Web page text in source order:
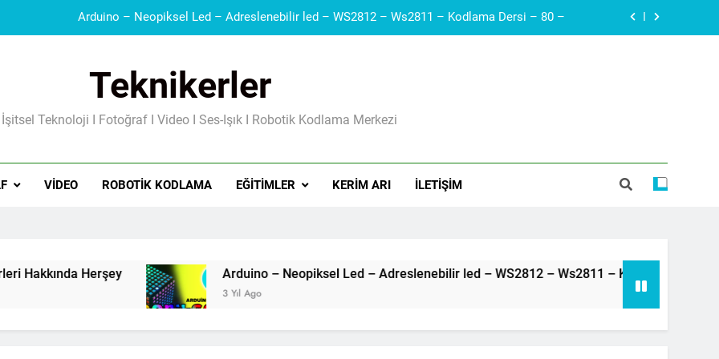
Arduino – Neopiksel Led – Adreslenebilir led – WS2812 – Ws2811 – Kodlama Dersi – 80 –
Güç Kaynakları I Şarj Aleti I Besleme Kartı I Voltaj Regülatörleri Hakkında Herşey
Arduino – Haberleşme protokolleri – i2c – SDA, SCL – Robotik Kodla – 79 –
Teknikerler
Teknoloji I Fotoğraf I Video I Ses-Işık I Robotik Kodlama Merkezi
VIDEO ROBOTIK KODLAMA EĞITIMLER KERIM ARI İLETIŞIM
Arduino – Neopiksel Led – Adreslenebilir led – WS2812 – Ws2811 – Kodlama Dersi – 80 –
3 Yıl Ago